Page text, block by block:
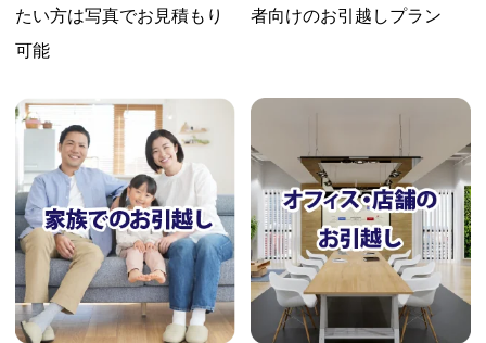
たい方は写真でお見積もり
可能
者向けのお引越しプラン